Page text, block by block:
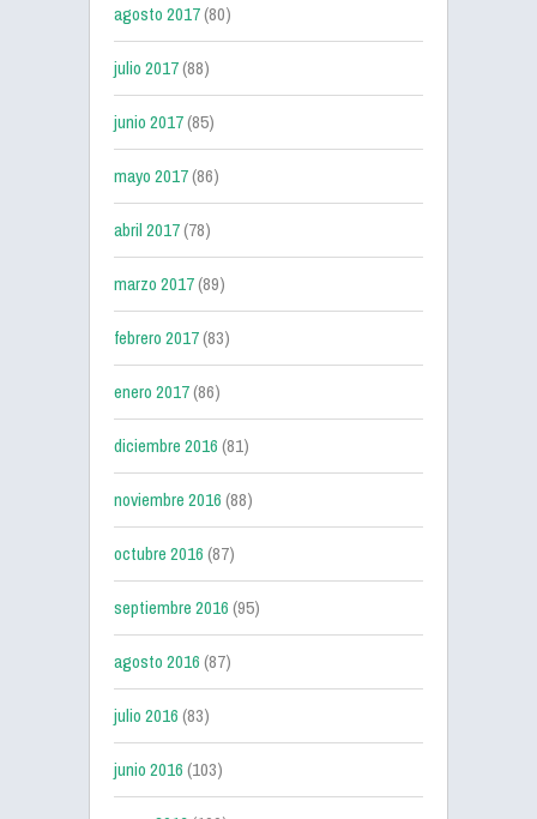
agosto 2017(80)
julio 2017(88)
junio 2017(85)
mayo 2017(86)
abril 2017(78)
marzo 2017(89)
febrero 2017(83)
enero 2017(86)
diciembre 2016(81)
noviembre 2016(88)
octubre 2016(87)
septiembre 2016(95)
agosto 2016(87)
julio 2016(83)
junio 2016(103)